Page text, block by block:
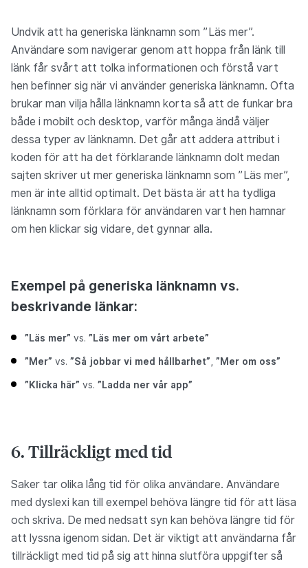
Undvik att ha generiska länknamn som ”Läs mer”.
Användare som navigerar genom att hoppa från länk till
länk får svårt att tolka informationen och förstå vart
hen befinner sig när vi använder generiska länknamn. Ofta
brukar man vilja hålla länknamn korta så att de funkar bra
både i mobilt och desktop, varför många ändå väljer
dessa typer av länknamn. Det går att addera attribut i
koden för att ha det förklarande länknamn dolt medan
sajten skriver ut mer generiska länknamn som ”Läs mer”,
men är inte alltid optimalt. Det bästa är att ha tydliga
länknamn som förklara för användaren vart hen hamnar
om hen klickar sig vidare, det gynnar alla.
Exempel på generiska länknamn vs.
beskrivande länkar:
”Läs mer” vs. ”Läs mer om vårt arbete”
”Mer” vs. ”Så jobbar vi med hållbarhet” ”Mer om oss”
”Klicka här” vs. ”Ladda ner vår app”
6. Tillräckligt med tid
Saker tar olika lång tid för olika användare. Användare
med dyslexi kan till exempel behöva längre tid för att läsa
och skriva. De med nedsatt syn kan behöva längre tid för
att lyssna igenom sidan. Det är viktigt att användarna får
tillräckligt med tid på sig att hinna slutföra uppgifter så